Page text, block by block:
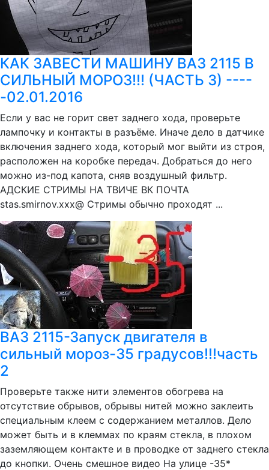
КАК ЗАВЕСТИ МАШИНУ ВАЗ 2115 В
СИЛЬНЫЙ МОРОЗ!!! (ЧАСТЬ 3) ----
-02.01.2016
Если у вас не горит свет заднего хода, проверьте
лампочку и контакты в разъёме. Иначе дело в датчике
включения заднего хода, который мог выйти из строя,
расположен на коробке передач. Добраться до него
можно из-под капота, сняв воздушный фильтр.
АДСКИЕ СТРИМЫ НА ТВИЧЕ ВК ПОЧТА
stas.smirnov.xxx@ Стримы обычно проходят ...
ВАЗ 2115-Запуск двигателя в
сильный мороз-35 градусов!!!часть
2
Проверьте также нити элементов обогрева на
отсутствие обрывов, обрывы нитей можно заклеить
специальным клеем с содержанием металлов. Дело
может быть и в клеммах по краям стекла, в плохом
заземляющем контакте и в проводке от заднего стекла
до кнопки. Очень смешное видео На улице -35*